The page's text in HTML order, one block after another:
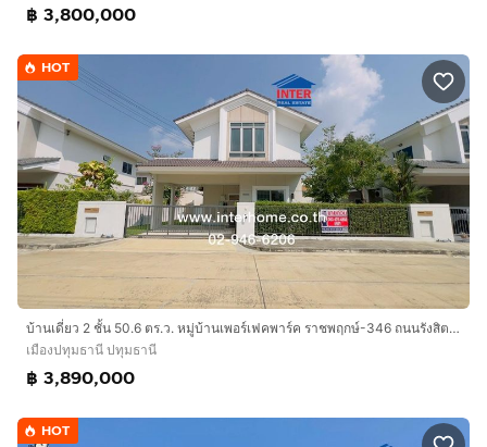
฿ 3,800,000
HOT
บ้านเดี่ยว 2 ชั้น 50.6 ตร.ว. หมู่บ้านเพอร์เฟคพาร์ค ราชพฤกษ์-346 ถนนรังสิต-ปทุมธานี (346 ) ถนนราชพฤกษ์ ถนนติวานนท์ เมืองปทุมธานี ปทุมธานี
เมืองปทุมธานี ปทุมธานี
฿ 3,890,000
HOT